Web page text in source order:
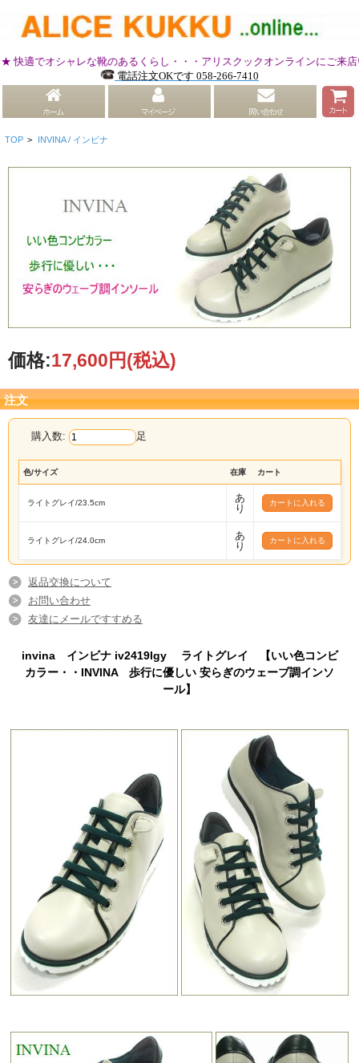
ャレな靴のあるくらし・・・アリスクックオンラインにご来店いただ
電話注文OKです 058-266-7410
TOP > INVINA / インビナ
価格:17,600円(税込)
注文
購入数: 足
色/サイズ 在庫 カート
ライトグレイ/23.5cm
あ
り
ライトグレイ/24.0cm
あ
り
返品交換について
お問い合わせ
友達にメールですすめる
invina インビナ iv2419lgy ライトグレイ 【いい色コンビ
カラー・・INVINA 歩行に優しい 安らぎのウェーブ調インソ
ール】